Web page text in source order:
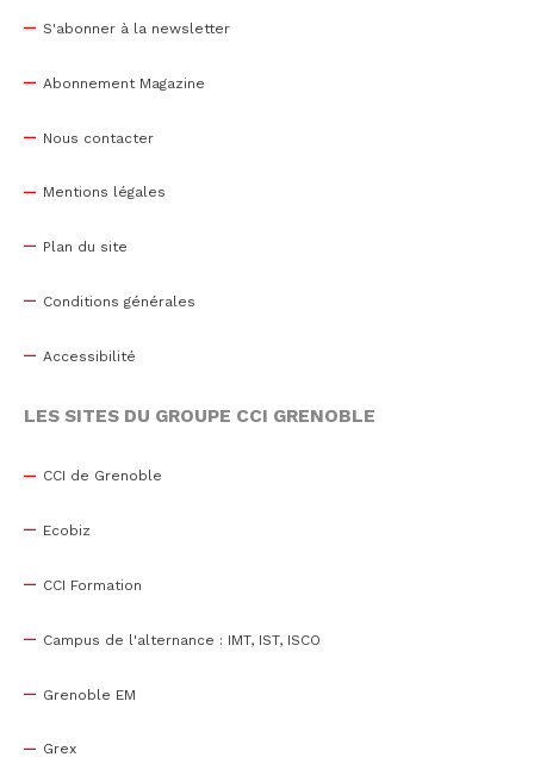
S'abonner à la newsletter
Abonnement Magazine
Nous contacter
Mentions légales
Plan du site
Conditions générales
Accessibilité
LES SITES DU GROUPE CCI GRENOBLE
CCI de Grenoble
Ecobiz
CCI Formation
Campus de l'alternance : IMT, IST, ISCO
Grenoble EM
Grex